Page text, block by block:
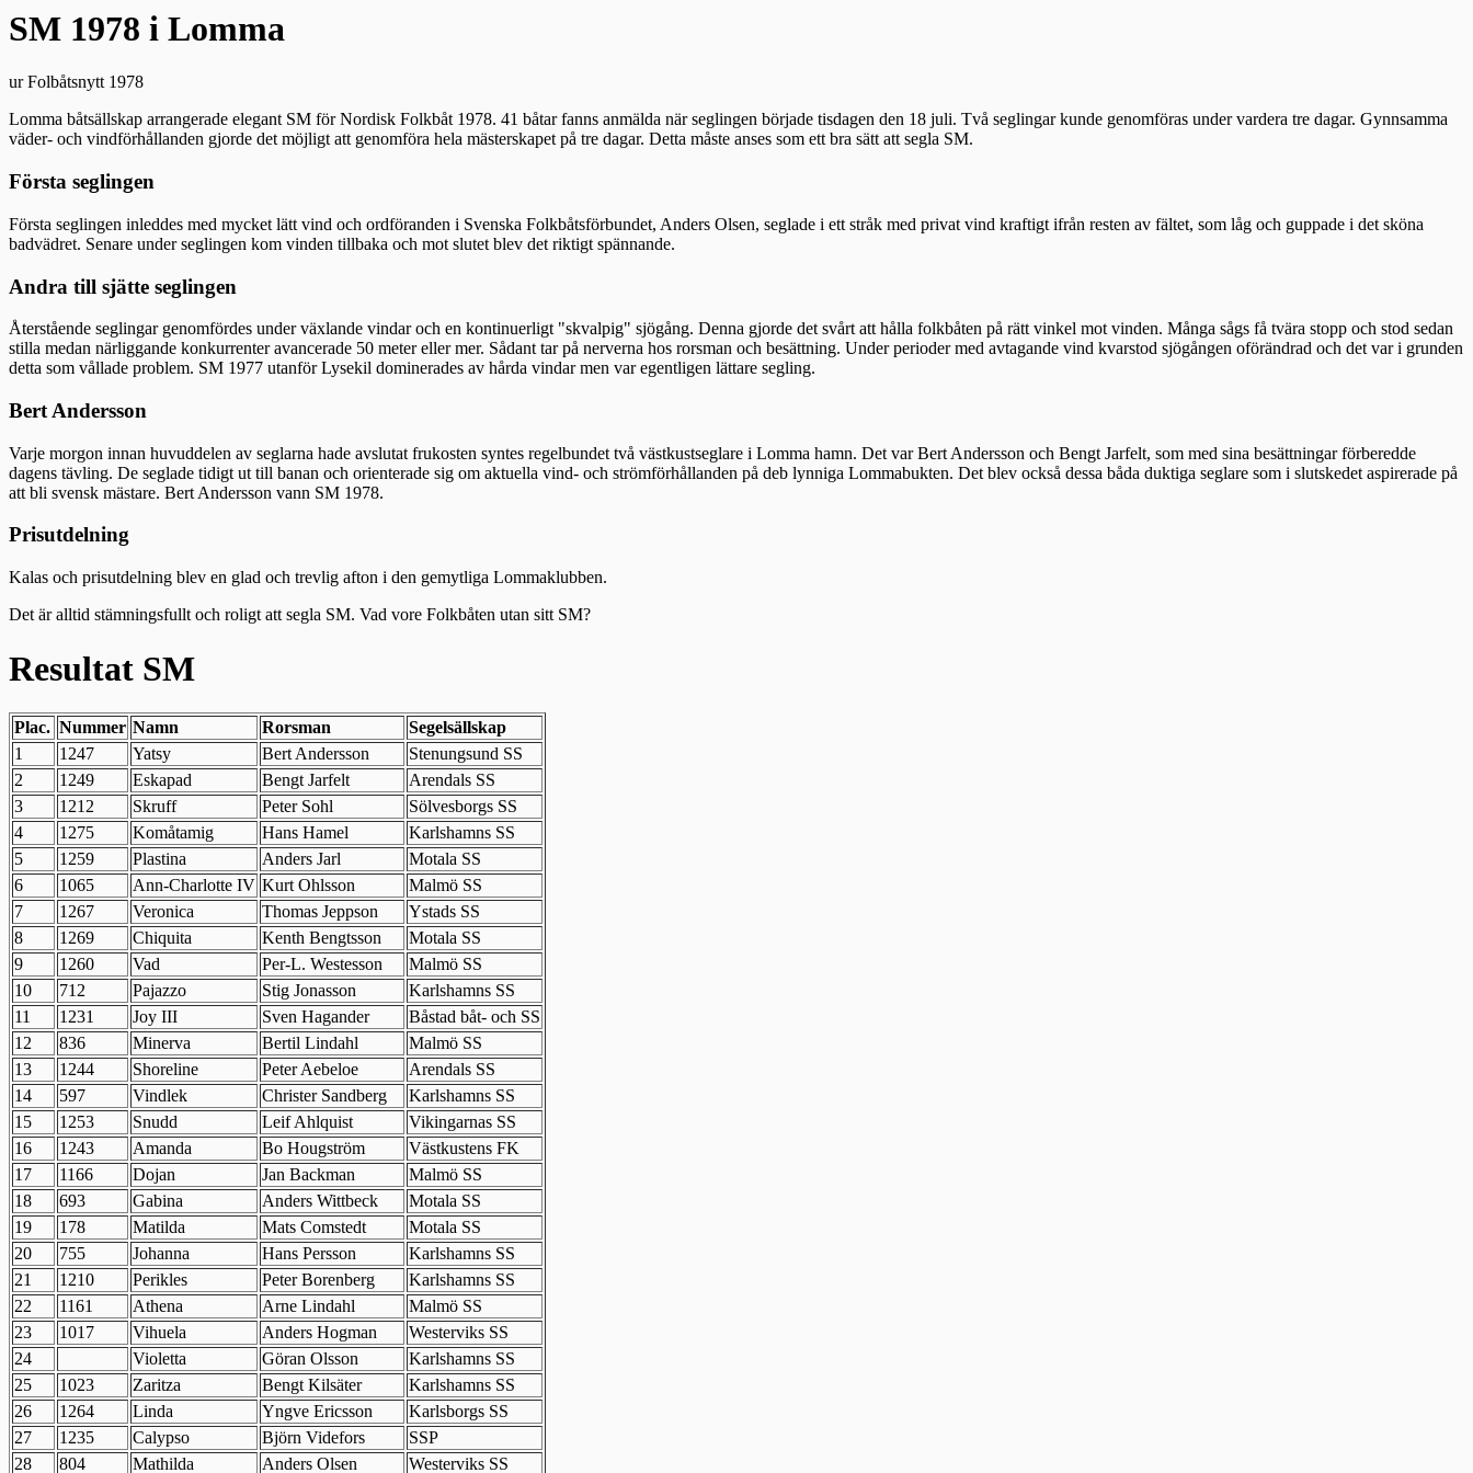
SM 1978 i Lomma
ur Folbåtsnytt 1978
Lomma båtsällskap arrangerade elegant SM för Nordisk Folkbåt 1978. 41 båtar fanns anmälda när seglingen började tisdagen den 18 juli. Två seglingar kunde genomföras under vardera tre dagar. Gynnsamma
väder- och vindförhållanden gjorde det möjligt att genomföra hela mästerskapet på tre dagar. Detta måste anses som ett bra sätt att segla SM.
Första seglingen
Första seglingen inleddes med mycket lätt vind och ordföranden i Svenska Folkbåtsförbundet, Anders Olsen, seglade i ett stråk med privat vind kraftigt ifrån resten av fältet, som låg och guppade i det sköna
badvädret. Senare under seglingen kom vinden tillbaka och mot slutet blev det riktigt spännande.
Andra till sjätte seglingen
Återstående seglingar genomfördes under växlande vindar och en kontinuerligt "skvalpig" sjögång. Denna gjorde det svårt att hålla folkbåten på rätt vinkel mot vinden. Många sågs få tvära stopp och stod sedan
stilla medan närliggande konkurrenter avancerade 50 meter eller mer. Sådant tar på nerverna hos rorsman och besättning. Under perioder med avtagande vind kvarstod sjögången oförändrad och det var i grunden
detta som vållade problem. SM 1977 utanför Lysekil dominerades av hårda vindar men var egentligen lättare segling.
Bert Andersson
Varje morgon innan huvuddelen av seglarna hade avslutat frukosten syntes regelbundet två västkustseglare i Lomma hamn. Det var Bert Andersson och Bengt Jarfelt, som med sina besättningar förberedde
dagens tävling. De seglade tidigt ut till banan och orienterade sig om aktuella vind- och strömförhållanden på deb lynniga Lommabukten. Det blev också dessa båda duktiga seglare som i slutskedet aspirerade på
att bli svensk mästare. Bert Andersson vann SM 1978.
Prisutdelning
Kalas och prisutdelning blev en glad och trevlig afton i den gemytliga Lommaklubben.
Det är alltid stämningsfullt och roligt att segla SM. Vad vore Folkbåten utan sitt SM?
Resultat SM
Plac. Nummer Namn Rorsman
Segelsällskap
1
1247 Yatsy Bert Andersson
Stenungsund SS
2
1249 Eskapad Bengt Jarfelt
Arendals SS
3
1212 Skruff Peter Sohl
Sölvesborgs SS
4
1275 Komåtamig Hans Hamel
Karlshamns SS
5
1259 Plastina Anders Jarl
Motala SS
6
1065 Ann-Charlotte IV Kurt Ohlsson
Malmö SS
7
1267 Veronica Thomas Jeppson
Ystads SS
8
1269 Chiquita Kenth Bengtsson
Motala SS
9
1260 Vad Per-L. Westesson
Malmö SS
10
712 Pajazzo Stig Jonasson
Karlshamns SS
11
1231 Joy III Sven Hagander
Båstad båt- och SS
12
836 Minerva Bertil Lindahl
Malmö SS
13
1244 Shoreline Peter Aebeloe
Arendals SS
14
597 Vindlek Christer Sandberg
Karlshamns SS
15
1253 Snudd Leif Ahlquist
Vikingarnas SS
16
1243 Amanda Bo Hougström
Västkustens FK
17
1166 Dojan Jan Backman
Malmö SS
18
693 Gabina Anders Wittbeck
Motala SS
19
178 Matilda Mats Comstedt
Motala SS
20
755 Johanna Hans Persson
Karlshamns SS
21
1210 Perikles Peter Borenberg
Karlshamns SS
22
1161 Athena Arne Lindahl
Malmö SS
23
1017 Vihuela Anders Hogman
Westerviks SS
24
Violetta Göran Olsson
Karlshamns SS
25
1023 Zaritza Bengt Kilsäter
Karlshamns SS
26
1264 Linda Yngve Ericsson
Karlsborgs SS
27
1235 Calypso Björn Videfors
SSP
28
804 Mathilda Anders Olsen Westerviks SS